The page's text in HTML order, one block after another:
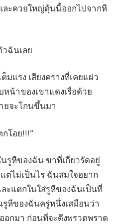
ละควยใหญ่ดุ้นนี้ออกไปจากหี
วฉันเลย
มแรง เสียงครางที่เคยแผ่ว
หน้าของเขาแดงเรื่อด้วย
ยจะโกนขึ้นมา
โอย!!!”
รูหีของฉัน ขาที่เกี่ยวรัดอยู่
ต่ไม่เป็นไร ฉันสมใจอยาก
ะแตกในใส่รูหีของฉันเป็นที่
รูหีของฉันครู่หนึ่งเสมือนว่า
อกมา ก่อนที่จะดึงพรวดพราด